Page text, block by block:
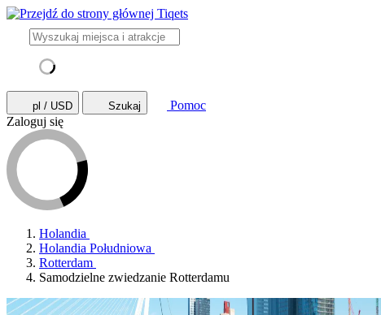
pl / USD Szukaj
Pomoc
Zaloguj się
Holandia
Holandia Południowa
Rotterdam
Samodzielne zwiedzanie Rotterdamu